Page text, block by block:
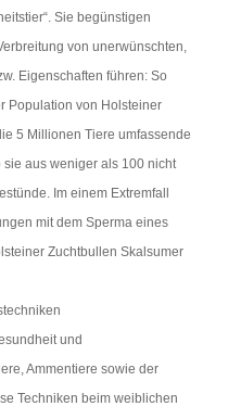
Sie begünstigen
von unerwünschten,
Eigenschaften führen: So
Population von Holsteiner
5 Millionen Tiere umfassende
aus weniger als 100 nicht
Im einem Extremfall
mit dem Sperma eines
Zuchtbullen Skalsumer
und
Ammentiere sowie der
Techniken beim weiblichen